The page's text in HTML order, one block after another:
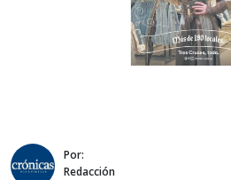
Por:
Redacción